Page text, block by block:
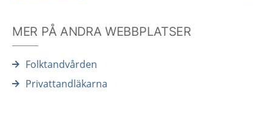
MER PÅ ANDRA WEBBPLATSER
Folktandvården
Privattandläkarna